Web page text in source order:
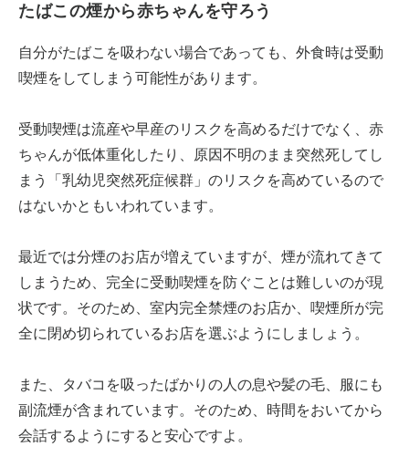
たばこの煙から赤ちゃんを守ろう
自分がたばこを吸わない場合であっても、外食時は受動
喫煙をしてしまう可能性があります。
受動喫煙は流産や早産のリスクを高めるだけでなく、赤
ちゃんが低体重化したり、原因不明のまま突然死してし
まう「乳幼児突然死症候群」のリスクを高めているので
はないかともいわれています。
最近では分煙のお店が増えていますが、煙が流れてきて
しまうため、完全に受動喫煙を防ぐことは難しいのが現
状です。そのため、室内完全禁煙のお店か、喫煙所が完
全に閉め切られているお店を選ぶようにしましょう。
また、タバコを吸ったばかりの人の息や髪の毛、服にも
副流煙が含まれています。そのため、時間をおいてから
会話するようにすると安心ですよ。